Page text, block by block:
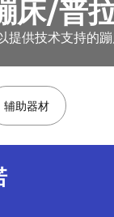
床/普
提供技术支持的
辅助器材